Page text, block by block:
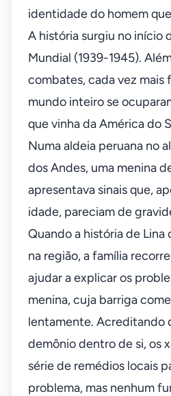
identidade do homem
A história surgiu no início
Mundial (1939-1945).
combates, cada vez mais
mundo inteiro se
que vinha da América do
Numa aldeia peruana no
dos Andes, uma menina
apresentava sinais que,
idade, pareciam de
Quando a história de
na região, a família
ajudar a explicar os
menina, cuja barriga
lentamente. Acreditando
demônio dentro de si, os
série de remédios locais
problema, mas nenhum